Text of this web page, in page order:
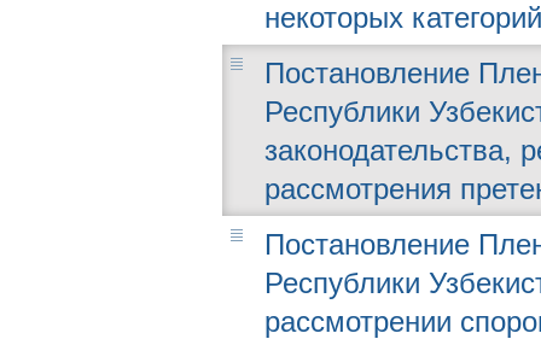
некоторых
Постановление
Республики
законодательства,
рассмотрения
Постановление
Республики
рассмотрении